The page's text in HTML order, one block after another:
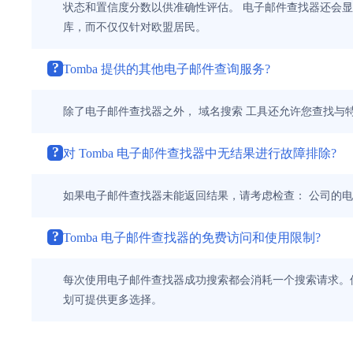
状态和置信度分数以供准确性评估。 电子邮件查找器还会
库，而不仅仅针对欧盟居民。
? Tomba 提供的其他电子邮件查询服务?
除了电子邮件查找器之外， 域名搜索 工具还允许您查找与
? 对 Tomba 电子邮件查找器中无结果进行故障排除?
如果电子邮件查找器未能返回结果，请考虑检查： 公司的
? Tomba 电子邮件查找器的免费访问和使用限制?
每次使用电子邮件查找器成功搜索都会消耗一个搜索请求
划可提供更多选择。